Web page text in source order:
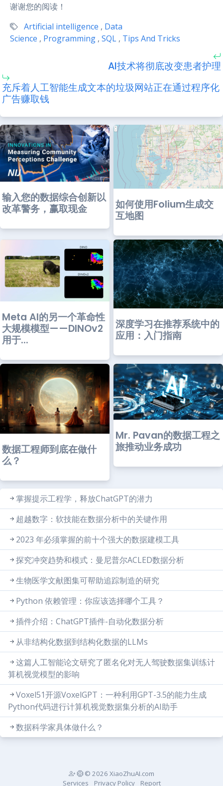
谢谢您的阅读！
Artificial intelligence , Data
Science , Programming , SQL , Tips And Tricks
AI技术将彻底改变患者护理
充斥着人工智能生成文本的垃圾网站正在通过程序化
广告赚取钱
输入您的数据综合创新以
改革警务，赢取现金
如何使用Folium生成交
互地图
Meta AI的另一个革命性
大规模模型——DINOv2
用于...
深度学习在推荐系统中的
应用：入门指南
数据工程师到底在做什
么？
Mr. Pavan的数据工程之
旅推动业务成功
掌握提示工程学，释放ChatGPT的潜力
超越数字：软技能在数据分析中的关键作用
2023 年必须掌握的前十个强大的数据建模工具
探究冲突趋势和模式：曼尼普尔ACLED数据分析
生物医学文献图集可帮助追踪制造的研究
Python 依赖管理：你应该选择哪个工具？
插件介绍：ChatGPT插件-自动化数据分析
从非结构化数据到结构化数据的LLMs
这篇人工智能论文研究了匿名化对无人驾驶数据集训练计
算机视觉模型的影响
Voxel51开源VoxelGPT：一种利用GPT-3.5的能力生成
Python代码进行计算机视觉数据集分析的AI助手
数据科学家具体做什么？
© 2026 XiaoZhuAI.com
Services
Privacy Policy Report